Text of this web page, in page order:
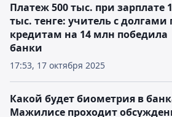
17:53, 17 октября 2025
Платеж 500 тыс. при зарплате
тыс. тенге: учитель с долгами
кредитам на 14 млн победила
банки
Какой будет биометрия в
Мажилисе проходит